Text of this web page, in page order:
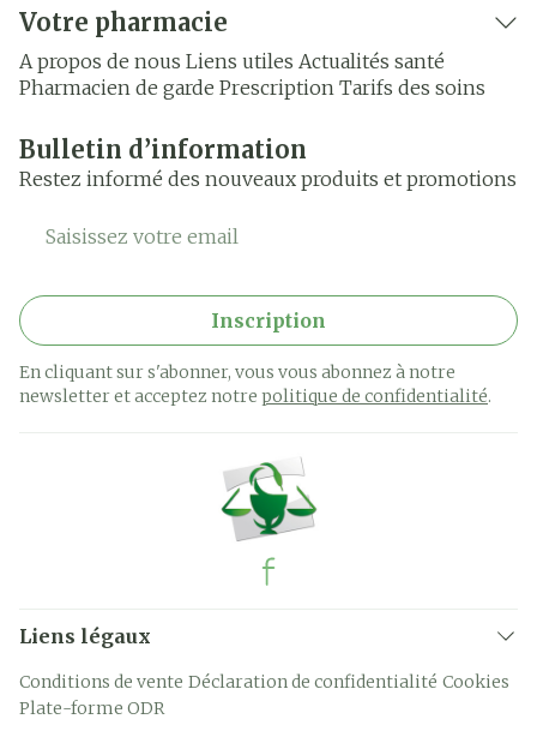
Votre pharmacie
A propos de nous Liens utiles Actualités santé
Pharmacien de garde Prescription Tarifs des soins
Bulletin d’information
Restez informé des nouveaux produits et promotions
Adresse mail
Inscription
En cliquant sur s'abonner, vous vous abonnez à notre
newsletter et acceptez notre politique de confidentialité.
Liens légaux
Conditions de vente Déclaration de confidentialité Cookies
Plate-forme ODR